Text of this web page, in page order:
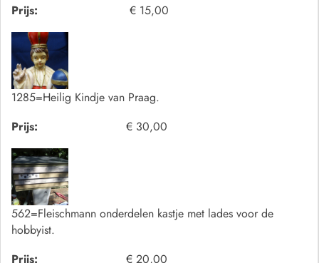
Prijs:
€ 15,00
1285=Heilig Kindje van Praag.
Prijs:
€ 30,00
562=Fleischmann onderdelen kastje met lades voor de
hobbyist.
Prijs:
€ 20,00